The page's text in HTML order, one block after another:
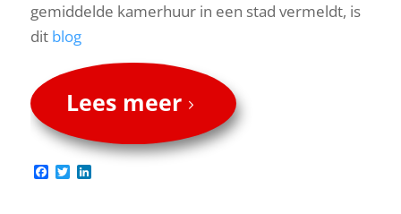
gemiddelde kamerhuur in een stad vermeldt, is
dit blog
Lees meer
Facebook
TwitterLinkedIn